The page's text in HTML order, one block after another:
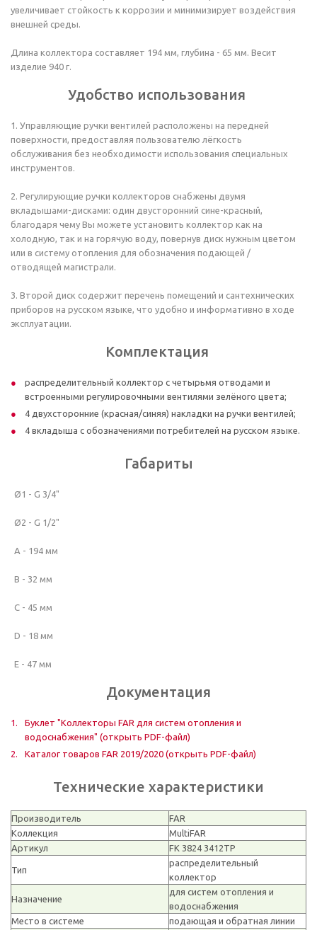
увеличивает стойкость к коррозии и минимизирует воздействия
внешней среды.
Длина коллектора составляет 194 мм, глубина - 65 мм. Весит
изделие 940 г.
Удобство использования
1. Управляющие ручки вентилей расположены на передней
поверхности, предоставляя пользователю лёгкость
обслуживания без необходимости использования специальных
инструментов.
2. Регулирующие ручки коллекторов снабжены двумя
вкладышами-дисками: один двусторонний сине-красный,
благодаря чему Вы можете установить коллектор как на
холодную, так и на горячую воду, повернув диск нужным цветом
или в систему отопления для обозначения подающей /
отводящей магистрали.
3. Второй диск содержит перечень помещений и сантехнических
приборов на русском языке, что удобно и информативно в ходе
эксплуатации.
Комплектация
распределительный коллектор с четырьмя отводами и
встроенными регулировочными вентилями зелёного цвета;
4 двухсторонние (красная/синяя) накладки на ручки вентилей;
4 вкладыша с обозначениями потребителей на русском языке.
Габариты
Ø1 - G 3/4"
Ø2 - G 1/2"
A - 194 мм
B - 32 мм
C - 45 мм
D - 18 мм
E - 47 мм
Документация
Буклет "Коллекторы FAR для систем отопления и
водоснабжения" (открыть PDF-файл)
Каталог товаров FAR 2019/2020 (открыть PDF-файл)
Технические характеристики
Производитель
FAR
Коллекция
MultiFAR
Артикул
FK 3824 3412TP
Тип
распределительный
коллектор
Назначение
для систем отопления и
водоснабжения
Место в системе
подающая и обратная линии